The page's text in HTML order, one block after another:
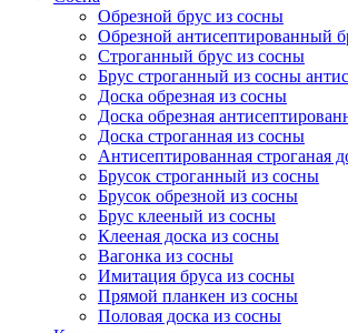
Обрезной брус из сосны
Обрезной антисептированный
Строганный брус из сосны
Брус строганный из сосны
Доска обрезная из сосны
Доска обрезная
Доска строганная из сосны
Антисептированная строганая
Брусок строганный из сосны
Брусок обрезной из сосны
Брус клееный из сосны
Клееная доска из сосны
Вагонка из сосны
Имитация бруса из сосны
Прямой планкен из сосны
Половая доска из сосны